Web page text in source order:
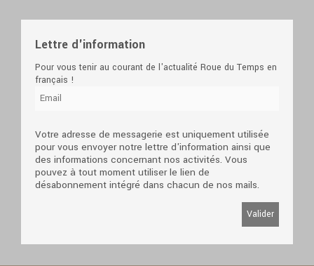
Lettre d'information
Pour vous tenir au courant de l'actualité Roue du Temps en
français !
Votre adresse de messagerie est uniquement utilisée
pour vous envoyer notre lettre d'information ainsi que
des informations concernant nos activités. Vous
pouvez à tout moment utiliser le lien de
désabonnement intégré dans chacun de nos mails.